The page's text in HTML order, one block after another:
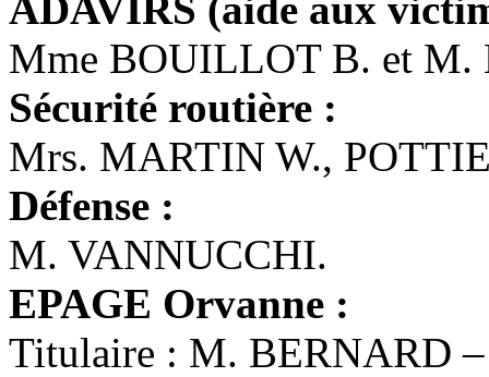
ADAVIRS (aide aux
Mme BOUILLOT B. et M.
Sécurité routière :
Mrs. MARTIN W.,
Défense :
M. VANNUCCHI.
EPAGE Orvanne :
Titulaire : M. BERNARD